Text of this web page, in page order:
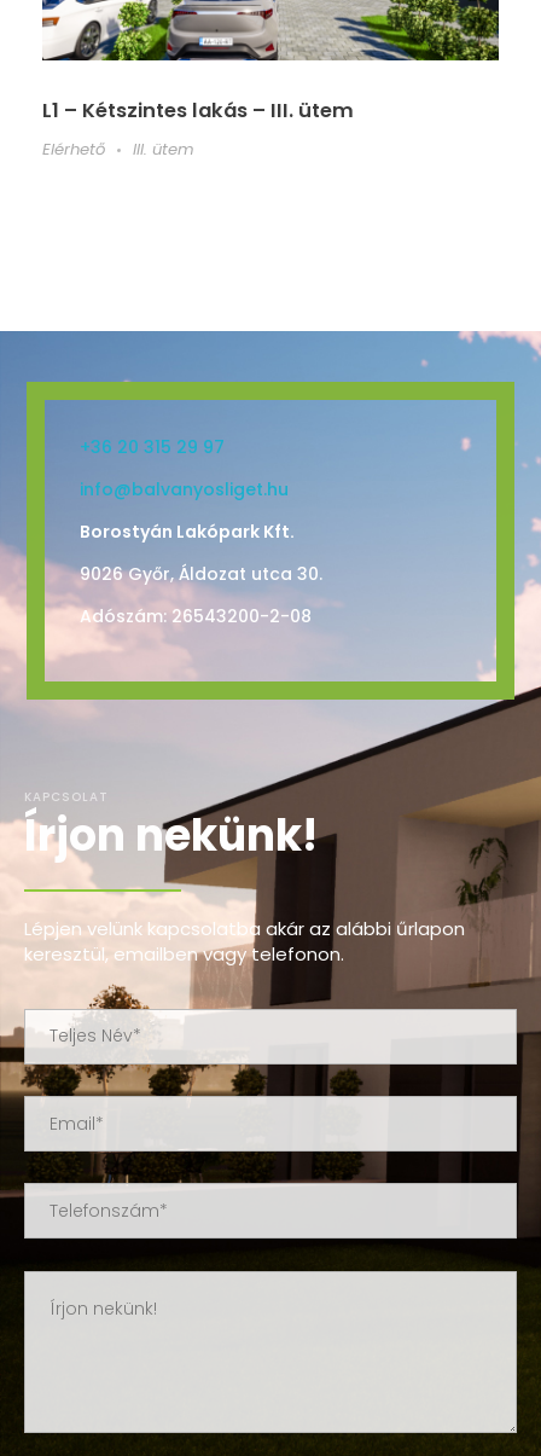
L1 – Kétszintes lakás – III. ütem
Elérhető III. ütem
KAPCSOLAT
Írjon nekünk!
Lépjen velünk kapcsolatba akár az alábbi űrlapon
keresztül, emailben vagy telefonon.
+36 20 315 29 97
info@balvanyosliget.hu
Borostyán Lakópark Kft.
9026 Győr, Áldozat utca 30.
Adószám: 26543200-2-08